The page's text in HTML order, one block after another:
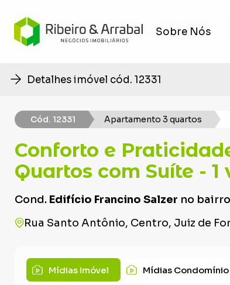
Sobre Nós
Sobre Nós
Detalhes imóvel cód. 12331
Cód. 12331 Apartamento 3 quartos
Conforto e
Quartos com Suíte -
Cond. Edifício Francino Salzer no bairro
Rua Santo Antônio, Centro, Juiz de
Mídias Imóvel Mídias Condomínio